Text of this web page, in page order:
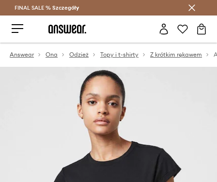
Oszczędzaj z Answear Club >
FINAL SALE % Szczegóły
Answear Ona Odzież Topy i t-shirty Z krótkim rękawem